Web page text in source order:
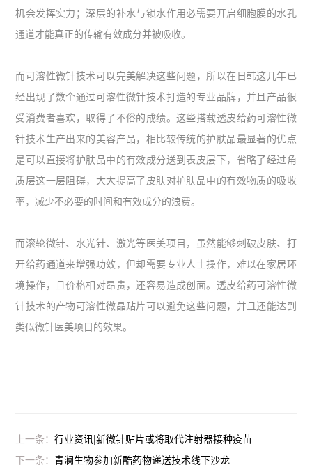
机会发挥实力；深层的补水与锁水作用必需要开启细胞膜的水孔
通道才能真正的传输有效成分并被吸收。
而可溶性微针技术可以完美解决这些问题，所以在日韩这几年已
经出现了数个通过可溶性微针技术打造的专业品牌，并且产品很
受消费者喜欢，取得了不俗的成绩。这些搭载透皮给药可溶性微
针技术生产出来的美容产品，相比较传统的护肤品最显著的优点
是可以直接将护肤品中的有效成分送到表皮层下，省略了经过角
质层这一层阻碍，大大提高了皮肤对护肤品中的有效物质的吸收
率，减少不必要的时间和有效成分的浪费。
而滚轮微针、水光针、激光等医美项目，虽然能够刺破皮肤、打
开给药通道来增强功效，但却需要专业人士操作，难以在家居环
境操作，且价格相对昂贵，还容易造成创面。透皮给药可溶性微
针技术的产物可溶性微晶贴片可以避免这些问题，并且还能达到
类似微针医美项目的效果。
上一条：行业资讯|新微针贴片或将取代注射器接种疫苗
下一条：青澜生物参加新酷药物递送技术线下沙龙